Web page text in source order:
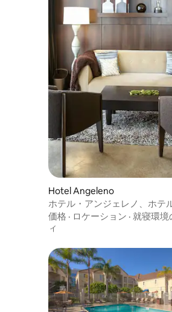
Hotel Angeleno
ホテル・アンジェレノ、ホテ
価格 · ロケーション · 就寝環境
ィ